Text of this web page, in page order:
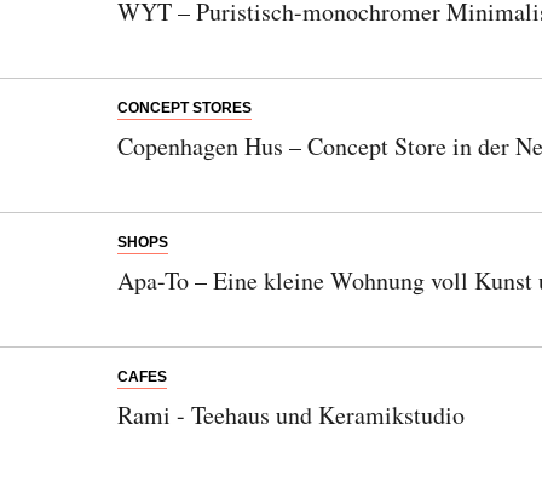
WYT – Puristisch-monochromer
CONCEPT STORES
Copenhagen Hus – Concept Store in der
SHOPS
Apa-To – Eine kleine Wohnung voll Kunst
CAFES
Rami - Teehaus und Keramikstudio
Abonnieren Sie unseren Newsletter
Entdecken Sie jede Woche neue schöne
Orte, handverlesene Geheimtipps und
Einwilligung den Newsletter mit Informationen zu
neuen Beiträgen. Die